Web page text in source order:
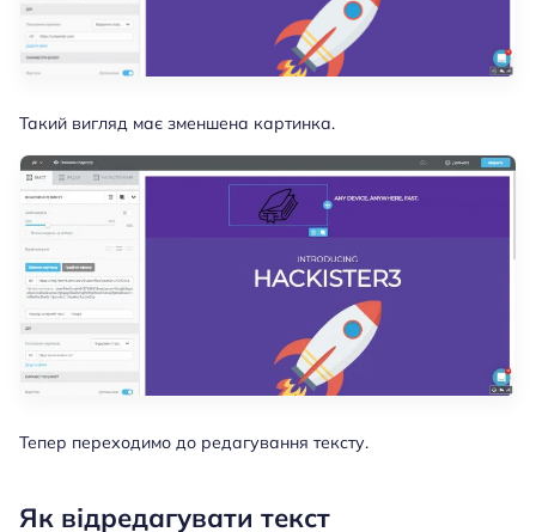
Такий вигляд має зменшена картинка.
Тепер переходимо до редагування тексту.
Як відредагувати текст